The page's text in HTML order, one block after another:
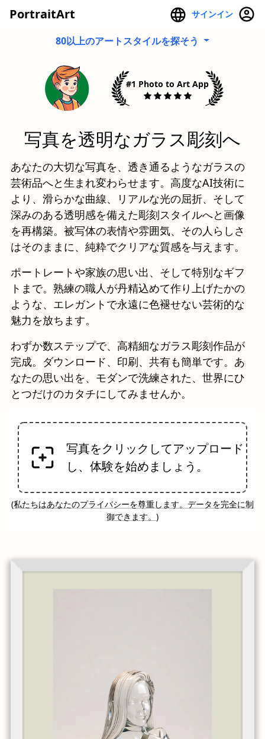
PortraitArt サインイン
80以上のアートスタイルを探そう
#1 Photo to Art App
写真を透明なガラス彫刻へ
あなたの大切な写真を、透き通るようなガラスの
芸術品へと生まれ変わらせます。高度なAI技術に
より、滑らかな曲線、リアルな光の屈折、そして
深みのある透明感を備えた彫刻スタイルへと画像
を再構築。被写体の表情や雰囲気、その人らしさ
はそのままに、純粋でクリアな質感を与えます。
ポートレートや家族の思い出、そして特別なギフ
トまで。熟練の職人が丹精込めて作り上げたかの
ような、エレガントで永遠に色褪せない芸術的な
魅力を放ちます。
わずか数ステップで、高精細なガラス彫刻作品が
完成。ダウンロード、印刷、共有も簡単です。あ
なたの思い出を、モダンで洗練された、世界にひ
とつだけのカタチにしてみませんか。
写真をクリックしてアップロード
し、体験を始めましょう。
(私たちはあなたのプライバシーを尊重します。データを完全に制
御できます。 )